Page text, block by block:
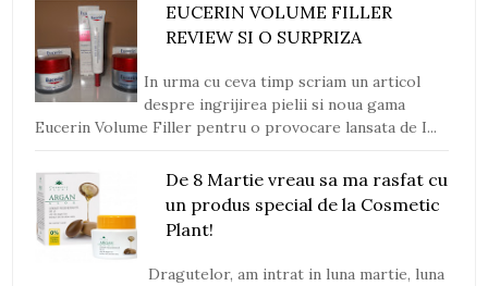
EUCERIN VOLUME FILLER
REVIEW SI O SURPRIZA
In urma cu ceva timp scriam un articol
despre ingrijirea pielii si noua gama
Eucerin Volume Filler pentru o provocare lansata de I...
De 8 Martie vreau sa ma rasfat cu
un produs special de la Cosmetic
Plant!
Dragutelor, am intrat in luna martie, luna